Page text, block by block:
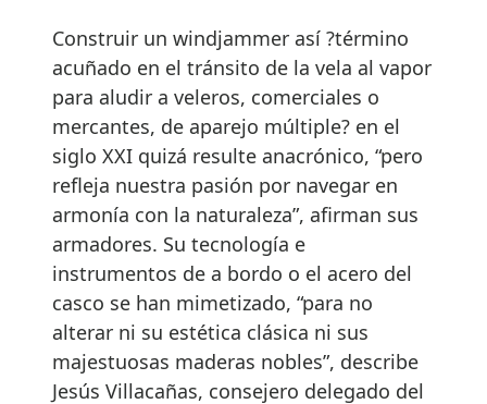
Construir un windjammer así ?término
acuñado en el tránsito de la vela al vapor
para aludir a veleros, comerciales o
mercantes, de aparejo múltiple? en el
siglo XXI quizá resulte anacrónico, “pero
refleja nuestra pasión por navegar en
armonía con la naturaleza”, afirman sus
armadores. Su tecnología e
instrumentos de a bordo o el acero del
casco se han mimetizado, “para no
alterar ni su estética clásica ni sus
majestuosas maderas nobles”, describe
Jesús Villacañas, consejero delegado del